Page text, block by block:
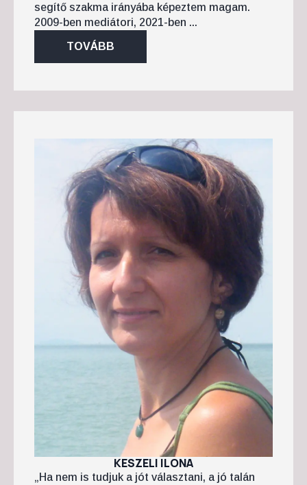
segítő szakma irányába képeztem magam.
2009-ben mediátori, 2021-ben ...
TOVÁBB
KESZELI ILONA
„Ha nem is tudjuk a jót választani, a jó talán